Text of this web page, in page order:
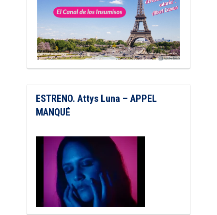
ESTRENO. Attys Luna – APPEL
MANQUÉ